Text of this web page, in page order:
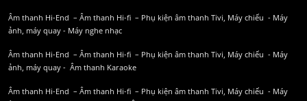
Âm thanh Hi-End – Âm thanh Hi-fi – Phụ kiện âm thanh Tivi, Máy chiếu - Máy
ảnh, máy quay - Máy nghe nhạc
Âm thanh Hi-End – Âm thanh Hi-fi – Phụ kiện âm thanh Tivi, Máy chiếu - Máy
ảnh, máy quay - Âm thanh Karaoke
Âm thanh Hi-End – Âm thanh Hi-fi – Phụ kiện âm thanh Tivi, Máy chiếu - Máy